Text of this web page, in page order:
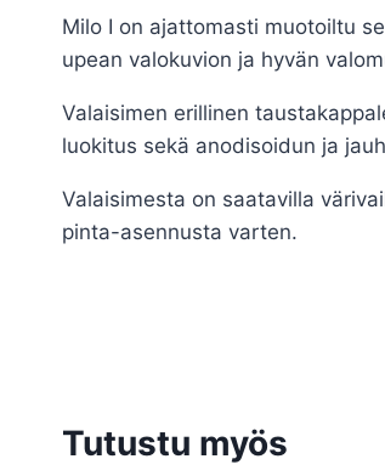
Milo I on ajattomasti muotoiltu
upean valokuvion ja hyvän
Valaisimen erillinen
luokitus sekä anodisoidun ja
Valaisimesta on saatavilla
pinta-asennusta varten.
Tutustu myös